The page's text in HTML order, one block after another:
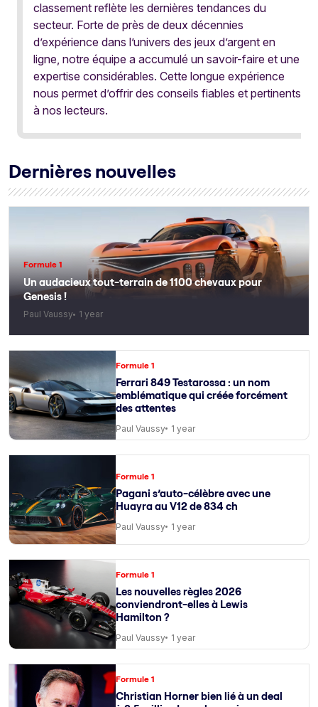
classement reflète les dernières tendances du
secteur. Forte de près de deux décennies
d’expérience dans l’univers des jeux d’argent en
ligne, notre équipe a accumulé un savoir-faire et une
expertise considérables. Cette longue expérience
nous permet d’offrir des conseils fiables et pertinents
à nos lecteurs.
Dernières nouvelles
Formule 1
Un audacieux tout-terrain de 1100 chevaux pour
Genesis !
Paul Vaussy 1 year
Formule 1
Ferrari 849 Testarossa : un nom
emblématique qui créée forcément
des attentes
Paul Vaussy 1 year
Formule 1
Pagani s’auto-célèbre avec une
Huayra au V12 de 834 ch
Paul Vaussy 1 year
Formule 1
Les nouvelles règles 2026
conviendront-elles à Lewis
Hamilton ?
Paul Vaussy 1 year
Formule 1
Christian Horner bien lié à un deal